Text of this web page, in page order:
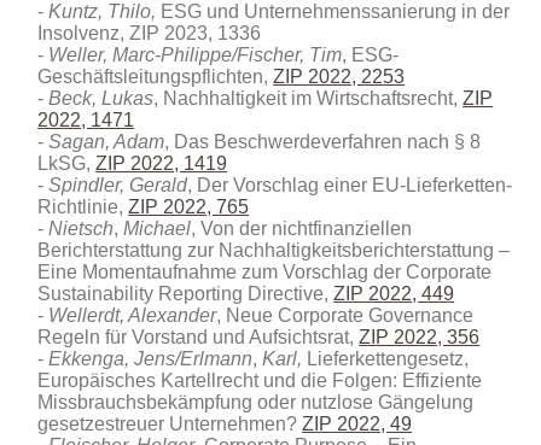
Kuntz, Thilo, ESG und Unternehmenssanierung in der
Insolvenz, ZIP 2023, 1336
Weller, Marc-Philippe/Fischer, Tim, ESG-
Geschäftsleitungspflichten,ZIP 2022, 2253
Beck, Lukas, Nachhaltigkeit im Wirtschaftsrecht,ZIP
2022, 1471
Sagan, Adam, Das Beschwerdeverfahren nach § 8
LkSG,ZIP 2022, 1419
Spindler, Gerald, Der Vorschlag einer EU-Lieferketten-
Richtlinie,ZIP 2022, 765
Nietsch,Michael, Von der nichtfinanziellen
Berichterstattung zur Nachhaltigkeitsberichterstattung –
Eine Momentaufnahme zum Vorschlag der Corporate
Sustainability Reporting Directive,ZIP 2022, 449
Wellerdt, Alexander, Neue Corporate Governance
Regeln für Vorstand und Aufsichtsrat,ZIP 2022, 356
Ekkenga, Jens/Erlmann,Karl, Lieferkettengesetz,
Europäisches Kartellrecht und die Folgen: Effiziente
Missbrauchsbekämpfung oder nutzlose Gängelung
gesetzestreuer Unternehmen?ZIP 2022, 49